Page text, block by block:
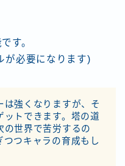
す。
が必要になります)
は強くなりますが、そ
ットできます。塔の道
の世界で苦労するの
つつキャラの育成もし